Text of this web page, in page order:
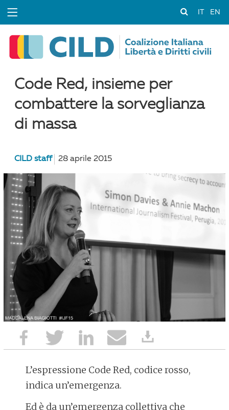
EN
Code Red, insieme per
combattere la sorveglianza
di massa
CILD staff 28 aprile 2015
L’espressione Code Red, codice rosso,
indica un’emergenza.
Ed è da un’emergenza collettiva che